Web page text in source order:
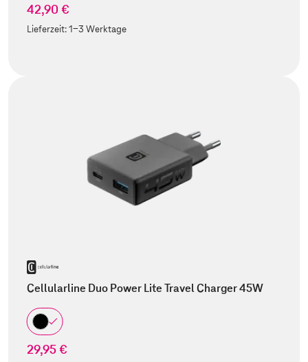
42,90 €
Lieferzeit:1-3 Werktage
Cellularline Duo Power Lite Travel Charger 45W
29,95 €